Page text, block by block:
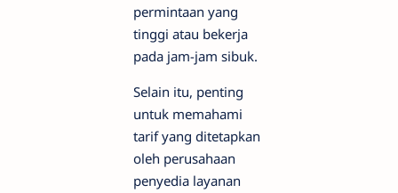
permintaan yang
tinggi atau bekerja
pada jam-jam sibuk.
Selain itu, penting
untuk memahami
tarif yang ditetapkan
oleh perusahaan
penyedia layanan